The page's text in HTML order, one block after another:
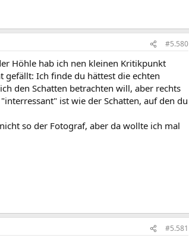
#5.580
Höhle hab ich nen kleinen Kritikpunkt
gefällt: Ich finde du hättest die echten
den Schatten betrachten will, aber rechts
ist wie der Schatten, auf den du
so der Fotograf, aber da wollte ich mal
#5.581